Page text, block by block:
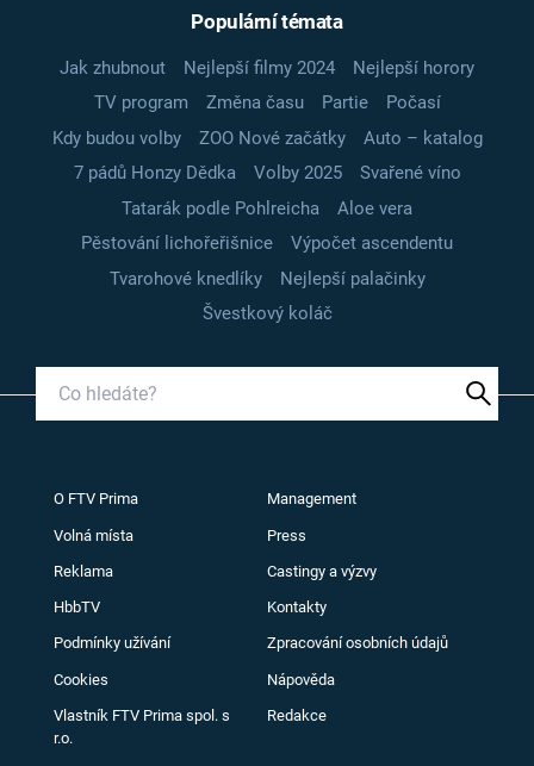
Populární témata
Jak zhubnout Nejlepší filmy 2024
Nejlepší horory
TV program
Změna času Partie
Počasí
Kdy budou volby
ZOO Nové začátky
Auto – katalog
7 pádů Honzy Dědka
Volby 2025
Svařené víno
Tatarák podle Pohlreicha
Aloe vera
Pěstování lichořeřišnice
Výpočet ascendentu
Tvarohové knedlíky
Nejlepší palačinky
Švestkový koláč
O FTV Prima Management
Volná místa Press
Reklama Castingy a výzvy
HbbTV Kontakty
Podmínky užívání Zpracování osobních údajů
Cookies Nápověda
Vlastník FTV Prima spol. s
r.o.
Redakce